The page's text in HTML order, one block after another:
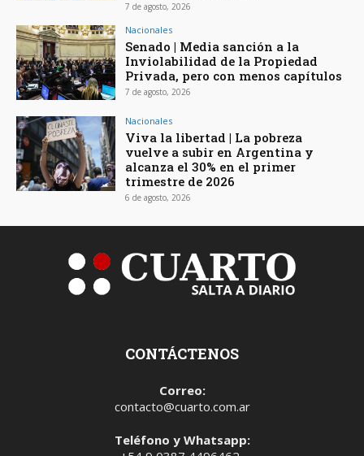
7 de agosto, 2026
Nacionales
Senado | Media sanción a la
Inviolabilidad de la Propiedad
Privada, pero con menos capítulos
7 de agosto, 2026
Nacionales
Viva la libertad | La pobreza
vuelve a subir en Argentina y
alcanza el 30% en el primer
trimestre de 2026
6 de agosto, 2026
CONTÁCTENOS
Correo:
contacto@cuarto.com.ar
Teléfono y Whatsapp: